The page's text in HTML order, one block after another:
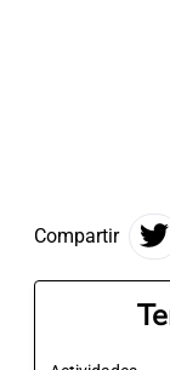
Compartir